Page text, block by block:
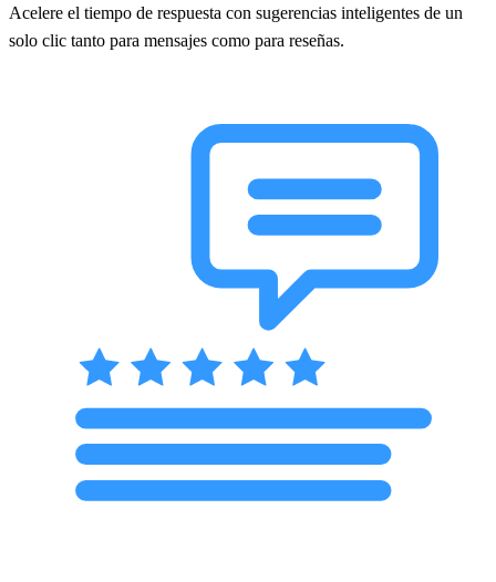
Acelere el tiempo de respuesta con sugerencias inteligentes de un
solo clic tanto para mensajes como para reseñas.